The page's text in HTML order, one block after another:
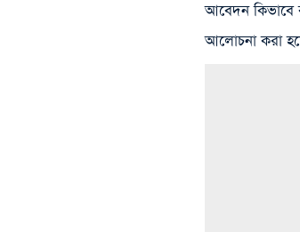
আবেদন কিভাবে
আলোচনা করা